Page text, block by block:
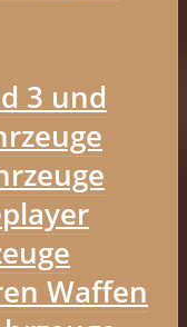
3 und
Waffen